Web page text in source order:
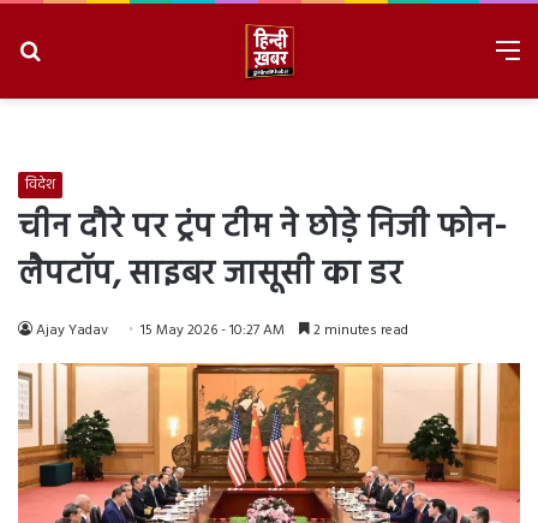
विदेश
चीन दौरे पर ट्रंप टीम ने छोड़े निजी फोन-
लैपटॉप, साइबर जासूसी का डर
Ajay Yadav 15 May 2026 - 10:27 AM 2 minutes read